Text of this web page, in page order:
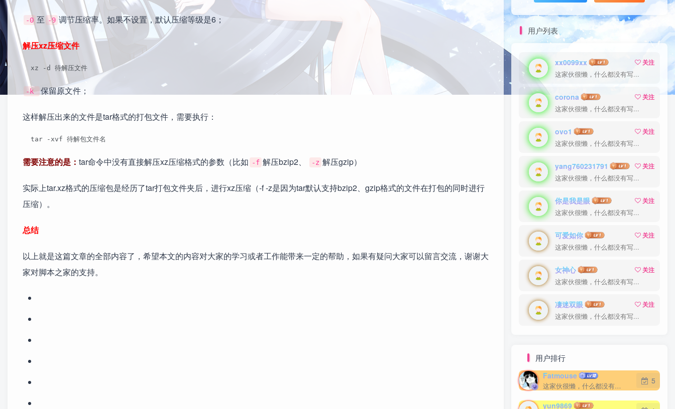
-0 至 -9 调节压缩率。如果不设置，默认压缩等级是6；
解压xz压缩文件
  xz -d 待解压文件
-k 保留原文件；
这样解压出来的文件是tar格式的打包文件，需要执行：
  tar -xvf 待解包文件名
需要注意的是： tar命令中没有直接解压xz压缩格式的参数（比如 -f 解压bzip2、 -z 解压gzip）
实际上tar.xz格式的压缩包是经历了tar打包文件夹后，进行xz压缩（-f -z是因为tar默认支持bzip2、gzip格式的文件在打包的同时进行
压缩）。
总结
以上就是这篇文章的全部内容了，希望本文的内容对大家的学习或者工作能带来一定的帮助，如果有疑问大家可以留言交流，谢谢大
家对脚本之家的支持。
用户列表
xx0099xx
关注
这家伙很懒，什么都没有写...
corona
关注
这家伙很懒，什么都没有写...
ovo1
关注
这家伙很懒，什么都没有写...
yang760231791
关注
这家伙很懒，什么都没有写...
你是我是眼
关注
这家伙很懒，什么都没有写...
可爱如你
关注
这家伙很懒，什么都没有写...
女神心
关注
这家伙很懒，什么都没有写...
凄迷双眼
关注
这家伙很懒，什么都没有写...
用户排行
Fatmouse
这家伙很懒，什么都没有写...
5
yun9869